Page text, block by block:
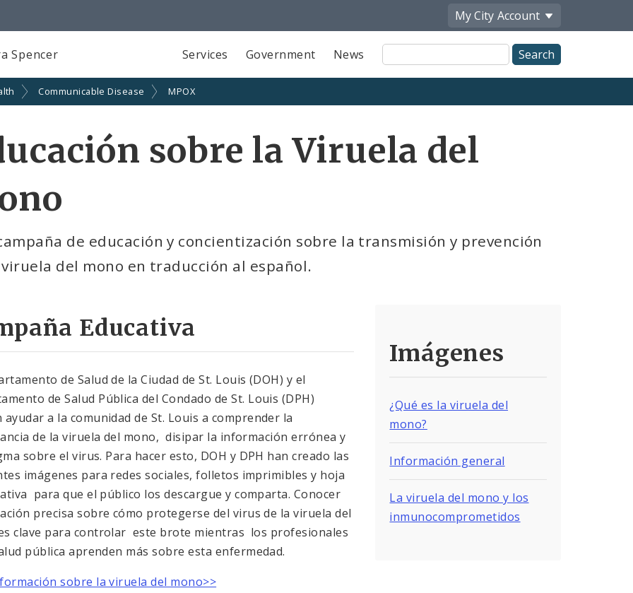
My City Account
Spencer Services Government News
Site
Search
Communicable Disease MPOX
sobre la Viruela del
de educación y concientización sobre la transmisión y prevención
del mono en traducción al español.
Educativa
de Salud de la Ciudad de St. Louis (DOH) y el
de Salud Pública del Condado de St. Louis (DPH)
ayudar a la comunidad de St. Louis a comprender la
de la viruela del mono, disipar la información errónea y
sobre el virus. Para hacer esto, DOH y DPH han creado las
imágenes para redes sociales, folletos imprimibles y hoja
para que el público los descargue y comparta. Conocer
precisa sobre cómo protegerse del virus de la viruela del
clave para controlar este brote mientras los profesionales
pública aprenden más sobre esta enfermedad.
sobre la viruela del mono>>
Imágenes
¿Qué es la viruela del
mono?
Información general
La viruela del mono y los
inmunocomprometidos